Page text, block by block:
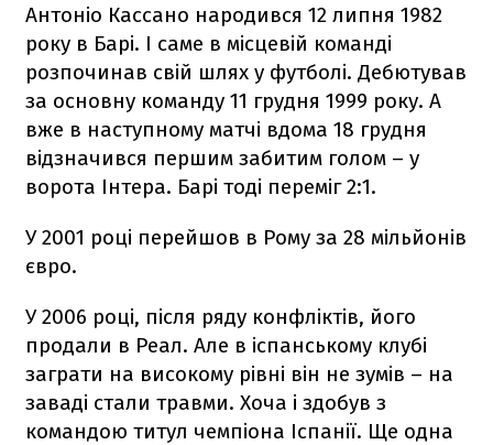
Антоніо Кассано народився 12 липня 1982
року в Барі. І саме в місцевій команді
розпочинав свій шлях у футболі. Дебютував
за основну команду 11 грудня 1999 року. А
вже в наступному матчі вдома 18 грудня
відзначився першим забитим голом – у
ворота Інтера. Барі тоді переміг 2:1.
У 2001 році перейшов в Рому за 28 мільйонів
євро.
У 2006 році, після ряду конфліктів, його
продали в Реал. Але в іспанському клубі
заграти на високому рівні він не зумів – на
заваді стали травми. Хоча і здобув з
командою титул чемпіона Іспанії. Ще одна